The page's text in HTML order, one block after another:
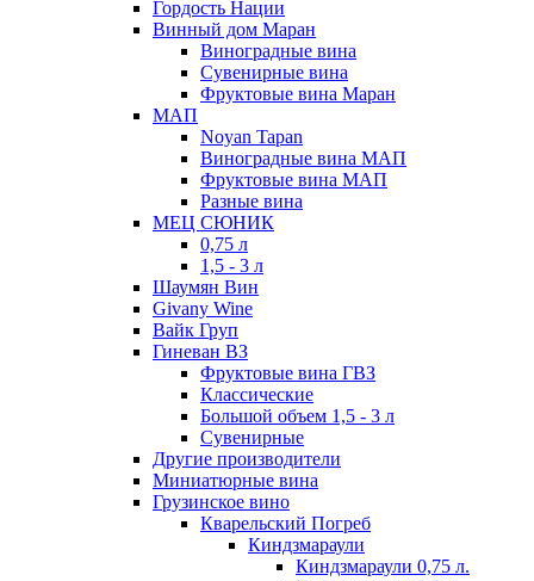
Гордость Нации
Винный дом Маран
Виноградные вина
Сувенирные вина
Фруктовые вина Маран
МАП
Noyan Tapan
Виноградные вина МАП
Фруктовые вина МАП
Разные вина
МЕЦ СЮНИК
0,75 л
1,5 - 3 л
Шаумян Вин
Givany Wine
Вайк Груп
Гиневан ВЗ
Фруктовые вина ГВЗ
Классические
Большой объем 1,5 - 3 л
Сувенирные
Другие производители
Миниатюрные вина
Грузинское вино
Кварельский Погреб
Киндзмараули
Киндзмараули 0,75 л.